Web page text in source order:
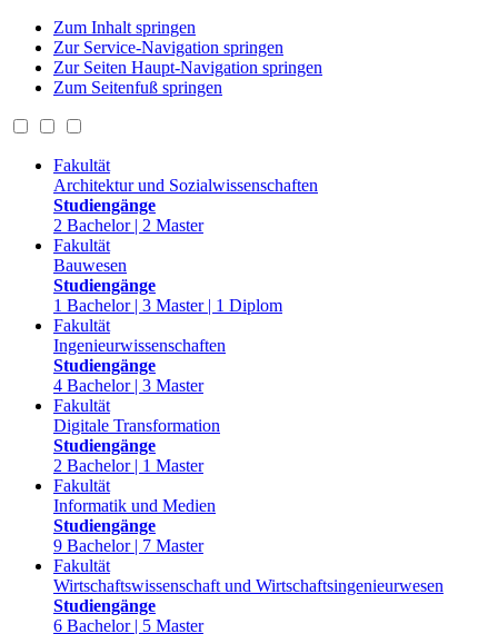
Zum Inhalt springen
Zur Service-Navigation springen
Zur Seiten Haupt-Navigation springen
Zum Seitenfuß springen
Fakultät
Architektur und Sozialwissenschaften
Studiengänge
2 Bachelor | 2 Master
Fakultät
Bauwesen
Studiengänge
1 Bachelor | 3 Master | 1 Diplom
Fakultät
Ingenieurwissenschaften
Studiengänge
4 Bachelor | 3 Master
Fakultät
Digitale Transformation
Studiengänge
2 Bachelor | 1 Master
Fakultät
Informatik und Medien
Studiengänge
9 Bachelor | 7 Master
Fakultät
Wirtschaftswissenschaft und Wirtschaftsingenieurwesen
Studiengänge
6 Bachelor | 5 Master